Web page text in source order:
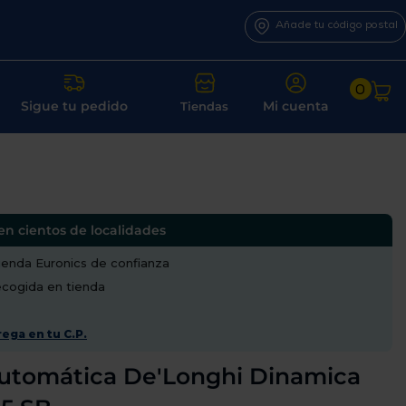
Añade tu código postal
Sigue tu pedido Tiendas Mi cuenta
0
cientos de localidades
Euronics de confianza
en tienda
en tu C.P.
De'Longhi Dinamica